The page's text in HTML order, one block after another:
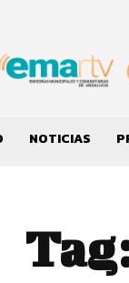
NOTICIAS